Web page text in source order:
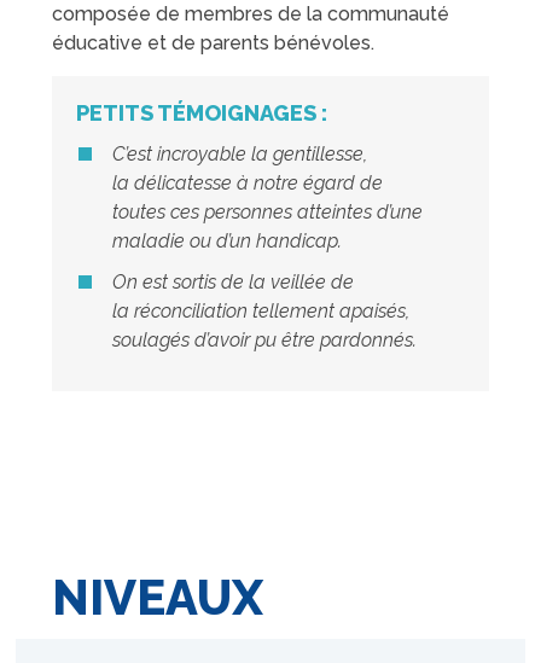
composée de membres de la communauté
éducative et de parents bénévoles.
PETITS TÉMOIGNAGES :
C’est incroyable la gentillesse,
ladélicatesse à notre égard de
toutes cespersonnes atteintes d’une
maladie ou d’unhandicap.
On est sortis de la veillée de
laréconciliation tellementapaisés,
soulagés d’avoirpu être pardonnés.
NIVEAUX